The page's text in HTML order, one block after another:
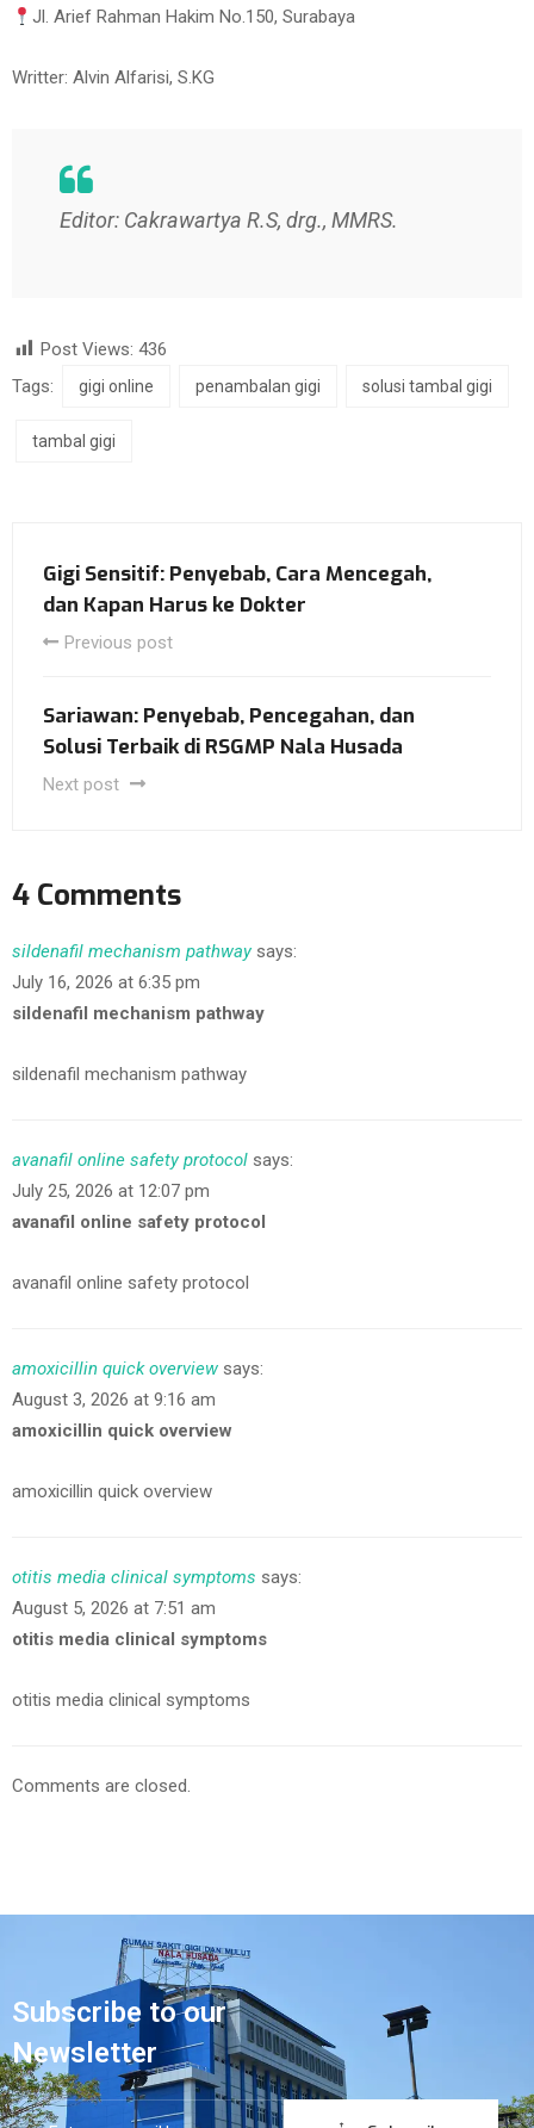
Jl. Arief Rahman Hakim No.150, Surabaya
Writter: Alvin Alfarisi, S.KG
Editor: Cakrawartya R.S, drg., MMRS.
Post Views: 436
Tags:
gigi online penambalan gigi solusi tambal gigi
tambal gigi
Gigi Sensitif: Penyebab, Cara Mencegah,
dan Kapan Harus ke Dokter
Previous post
Sariawan: Penyebab, Pencegahan, dan
Solusi Terbaik di RSGMP Nala Husada
Next post
4 Comments
sildenafil mechanism pathway says:
July 16, 2026 at 6:35 pm
sildenafil mechanism pathway
sildenafil mechanism pathway
avanafil online safety protocol says:
July 25, 2026 at 12:07 pm
avanafil online safety protocol
avanafil online safety protocol
amoxicillin quick overview says:
August 3, 2026 at 9:16 am
amoxicillin quick overview
amoxicillin quick overview
otitis media clinical symptoms says:
August 5, 2026 at 7:51 am
otitis media clinical symptoms
otitis media clinical symptoms
Comments are closed.
Subscribe to our
Newsletter